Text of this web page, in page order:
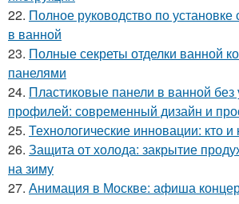
22. Полное руководство по
в ванной
23. Полные секреты отделки ванной
панелями
24. Пластиковые панели в ванной без
профилей: современный дизайн и
25. Технологические инновации: кто и
26. Защита от холода: закрытие
на зиму
27. Анимация в Москве: афиша